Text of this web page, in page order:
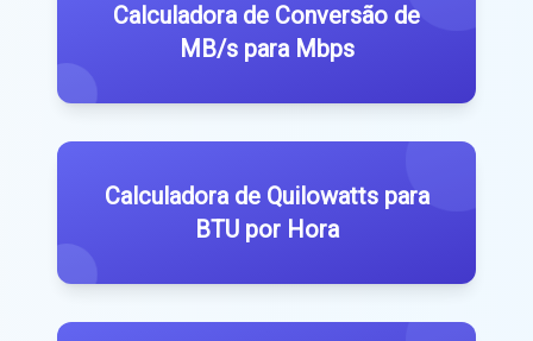
Calculadora de Conversão de
MB/s para Mbps
Calculadora de Quilowatts para
BTU por Hora